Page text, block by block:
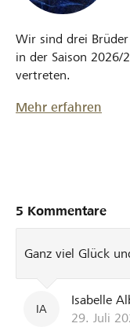
Wir sind drei
in der Saison 2026/
vertreten.
Mehr erfahren
5 Kommentare
Ganz viel Glück
IA
Isabelle
29. Juli